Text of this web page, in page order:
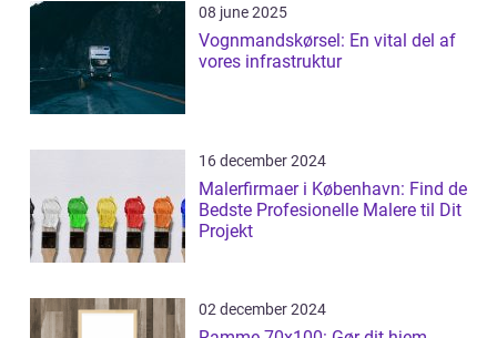
08 june 2025
Vognmandskørsel: En vital del af
vores infrastruktur
16 december 2024
Malerfirmaer i København: Find de
Bedste Profesionelle Malere til Dit
Projekt
02 december 2024